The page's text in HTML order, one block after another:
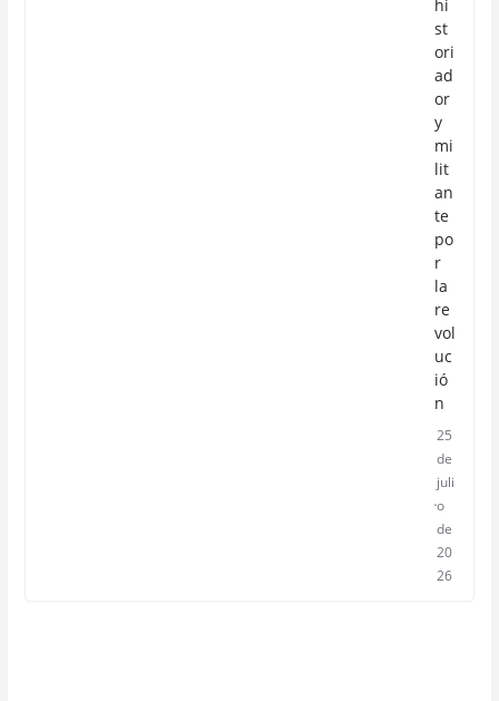
hi
st
ori
ad
or
y
mi
lit
an
te
po
r
la
re
vol
uc
ió
n
25
de
juli
o
de
20
26